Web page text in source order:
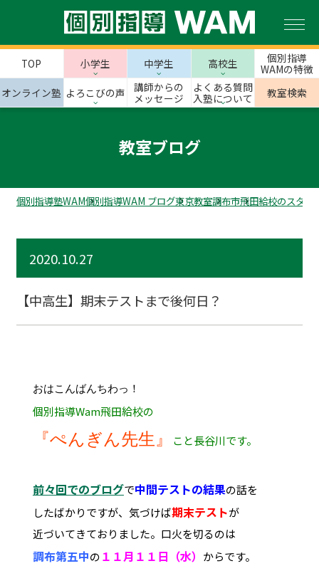
TOP 小学生 中学生 高校生
個別指導
WAMの特徴
オンライン塾 よろこびの声
講師からの
メッセージ
よくある質問
入塾について
教室検索
教室ブログ
個別指導塾WAM個別指導WAM ブログ東京教室調布市飛田給校のスタッ
2020.10.27
【中高生】期末テストまで後何日？
おはこんばんちわっ！
個別指導Wam飛田給校の
『ぺんぎん先生』 こと長谷川です。
前々回でのブログで中間テストの結果の話を
したばかりですが、気づけば期末テストが
近づいてきておりました。口火を切るのは
調布第五中の１１月１１日（水） からです。